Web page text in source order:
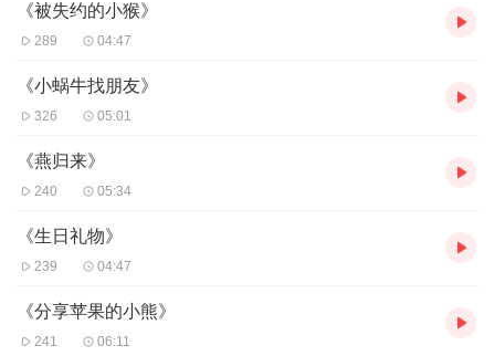
《被失约的小猴》
289 04:47
《小蜗牛找朋友》
326 05:01
《燕归来》
240 05:34
《生日礼物》
239 04:47
《分享苹果的小熊》
241 06:11